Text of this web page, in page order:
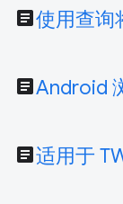
article使用查询
articleAndroid
article适用于